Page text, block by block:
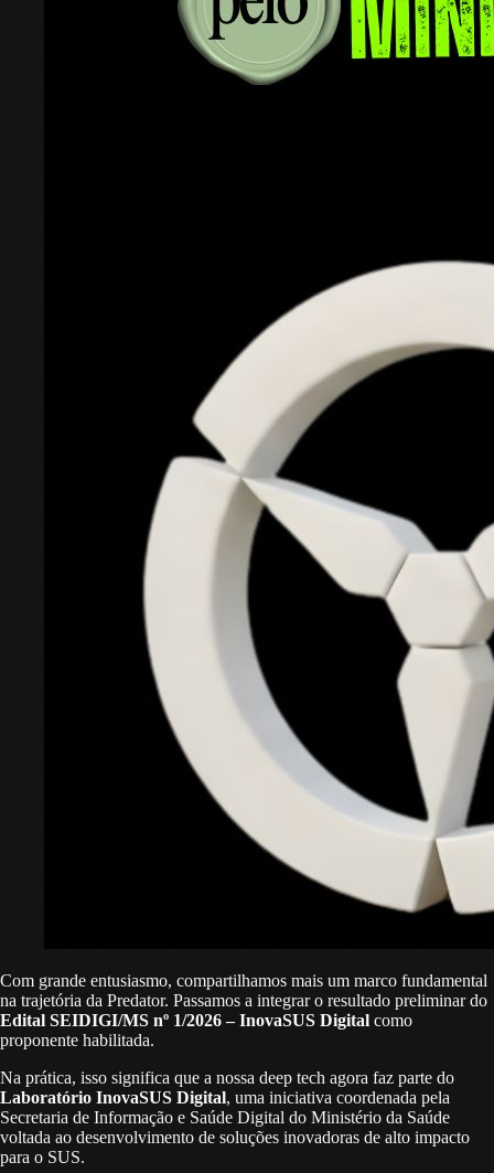
Com grande entusiasmo, compartilhamos mais um marco fundamental
na trajetória da Predator. Passamos a integrar o resultado preliminar do
Edital SEIDIGI/MS nº 1/2026 – InovaSUS Digital como
proponente habilitada.
Na prática, isso significa que a nossa deep tech agora faz parte do
Laboratório InovaSUS Digital, uma iniciativa coordenada pela
Secretaria de Informação e Saúde Digital do Ministério da Saúde
voltada ao desenvolvimento de soluções inovadoras de alto impacto
para o SUS.